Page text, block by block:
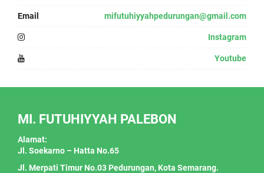
Email mifutuhiyyahpedurungan@gmail.com
Instagram
Youtube
MI. FUTUHIYYAH PALEBON
Alamat:
Jl. Soekarno – Hatta No.65
Jl. Merpati Timur No.03 Pedurungan, Kota Semarang.